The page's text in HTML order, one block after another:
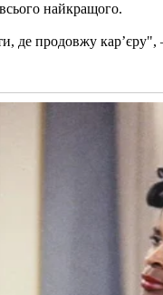
найкращого.
де продовжу кар’єру",